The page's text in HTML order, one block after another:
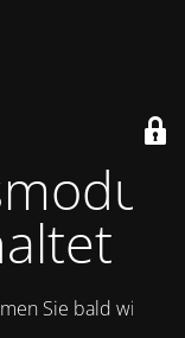
Sie bald wieder.